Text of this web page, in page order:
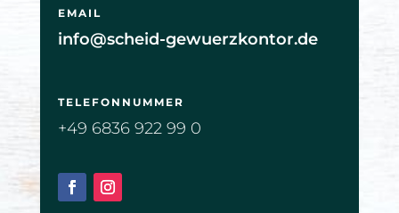
EMAIL
info@scheid-gewuerzkontor.de
TELEFONNUMMER
+49 6836 922 99 0